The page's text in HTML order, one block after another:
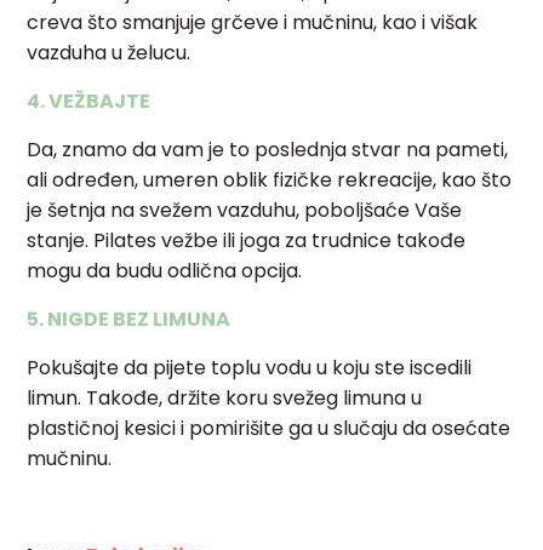
creva što smanjuje grčeve i mučninu, kao i višak
vazduha u želucu.
4. VEŽBAJTE
Da, znamo da vam je to poslednja stvar na pameti,
ali određen, umeren oblik fizičke rekreacije, kao što
je šetnja na svežem vazduhu, poboljšaće Vaše
stanje. Pilates vežbe ili joga za trudnice takođe
mogu da budu odlična opcija.
5. NIGDE BEZ LIMUNA
Pokušajte da pijete toplu vodu u koju ste iscedili
limun. Takođe, držite koru svežeg limuna u
plastičnoj kesici i pomirišite ga u slučaju da osećate
mučninu.